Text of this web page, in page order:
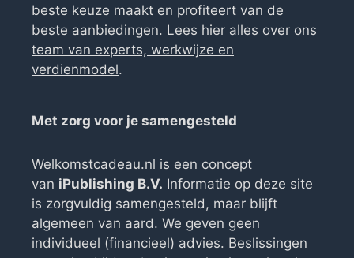
beste keuze maakt en profiteert van de
beste aanbiedingen. Lees hier alles over ons
team van experts, werkwijze en
verdienmodel.
Met zorg voor je samengesteld
Welkomstcadeau.nl is een concept
van iPublishing B.V. Informatie op deze site
is zorgvuldig samengesteld, maar blijft
algemeen van aard. We geven geen
individueel (financieel) advies. Beslissingen